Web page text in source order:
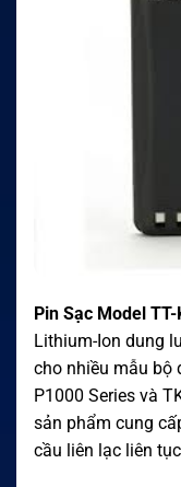
Pin Sạc Model
Lithium-Ion dung
cho nhiều mẫu bộ
P1000 Series và
sản phẩm cung
cầu liên lạc liên